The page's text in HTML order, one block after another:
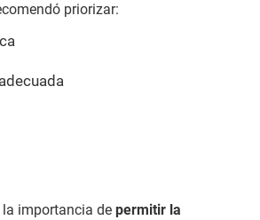
priorizar:
importancia de permitir la